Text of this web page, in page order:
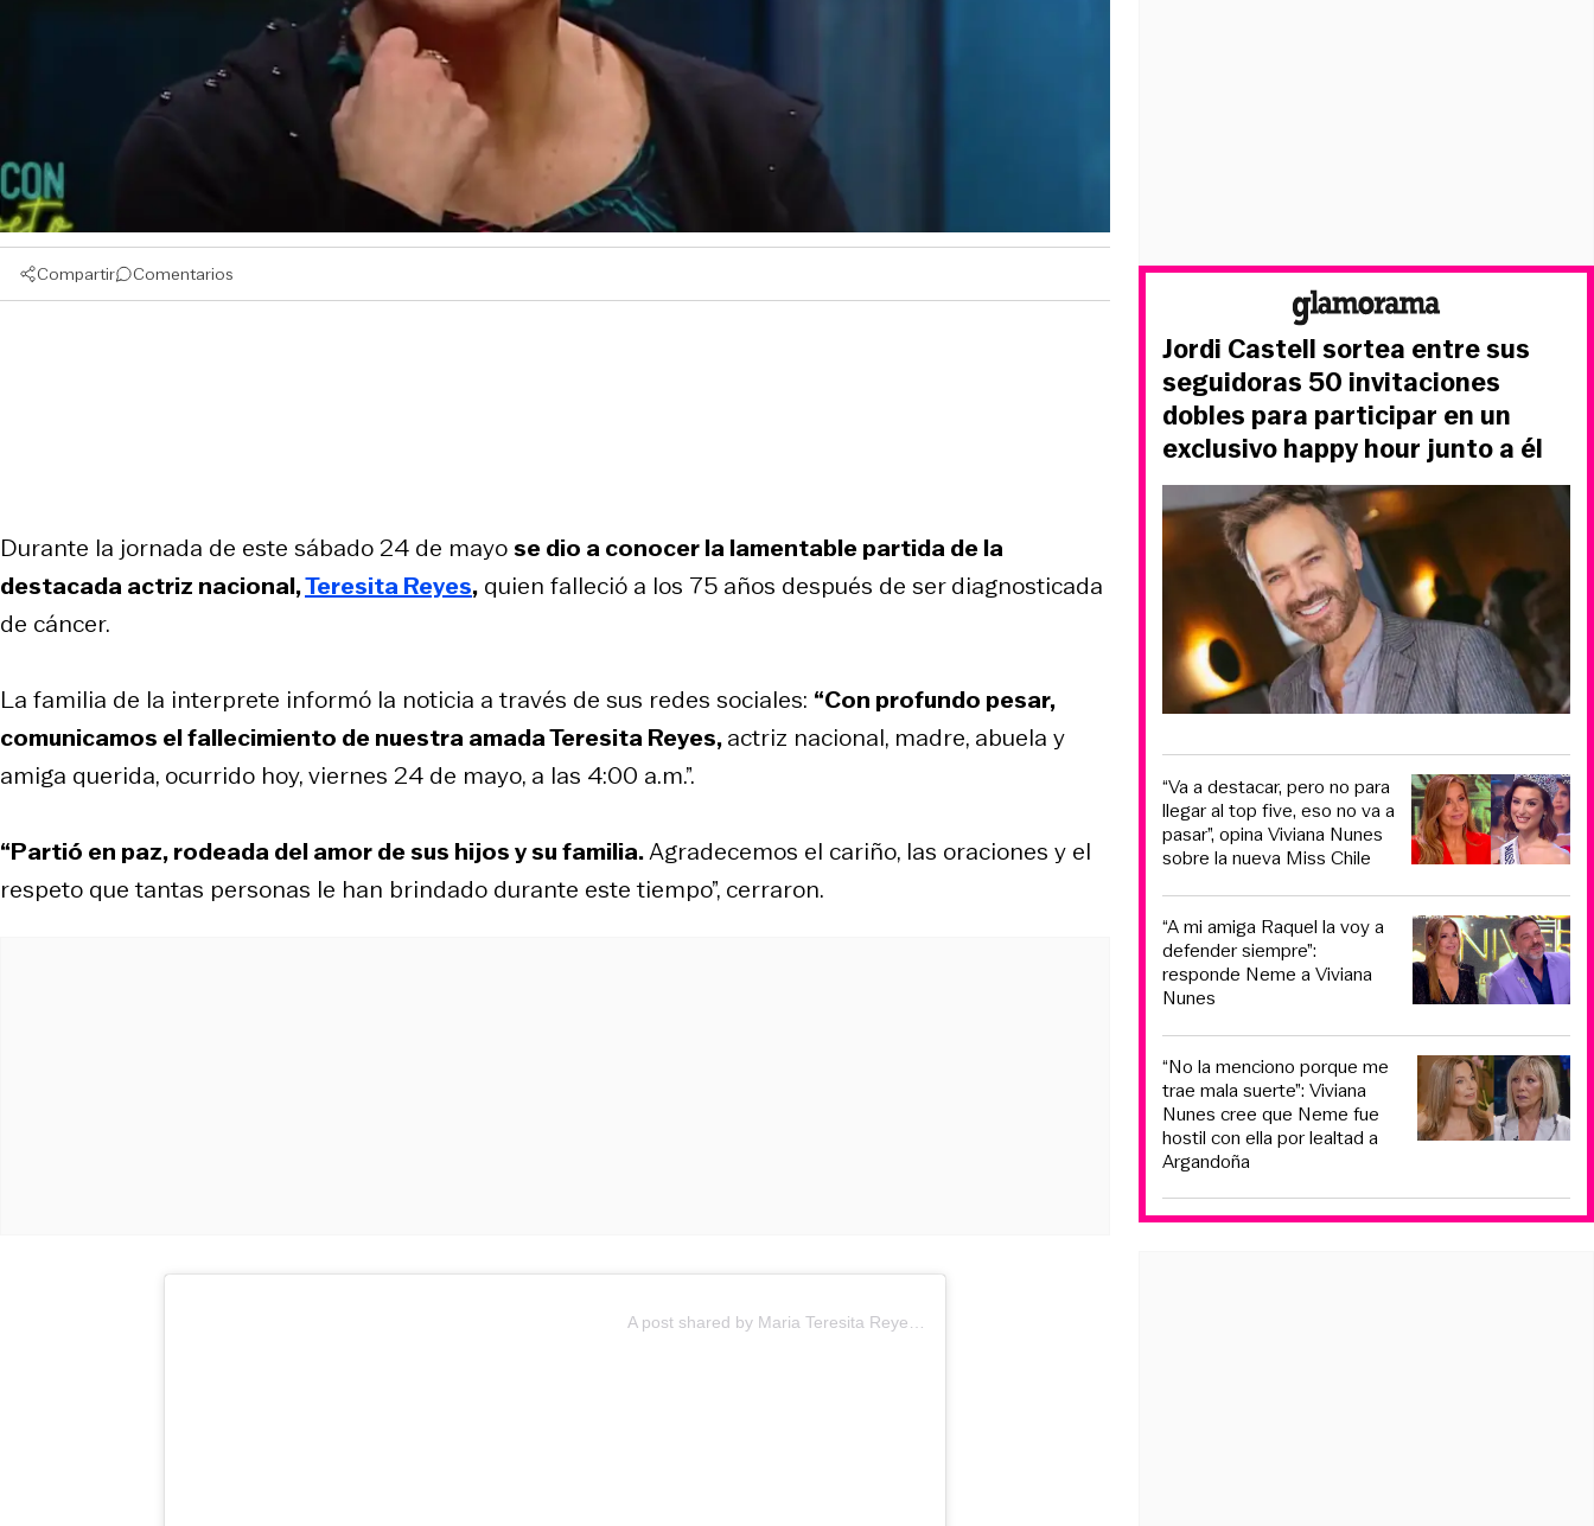
Compartir Comentarios
Durante la jornada de este sábado 24 de mayose dio a conocer la lamentable partida de la
destacada actriz nacional,Teresita Reyes, quien falleció a los 75 años después de ser diagnosticada
de cáncer.
La familia de la interprete informó la noticia a través de sus redes sociales: “Con profundo pesar,
comunicamos el fallecimiento de nuestra amada Teresita Reyes,actriz nacional, madre, abuela y
amiga querida, ocurrido hoy, viernes 24 de mayo, a las 4:00 a.m.”.
“Partió en paz, rodeada del amor de sus hijos y su familia.Agradecemos el cariño, las oraciones y el
respeto que tantas personas le han brindado durante este tiempo”, cerraron.
Jordi Castell sortea entre sus
seguidoras 50 invitaciones
dobles para participar en un
exclusivo happy hour junto a él
“Va a destacar, pero no para
llegar al top five, eso no va a
pasar”, opina Viviana Nunes
sobre la nueva Miss Chile
“A mi amiga Raquel la voy a
defender siempre”:
responde Neme a Viviana
Nunes
“No la menciono porque me
trae mala suerte”: Viviana
Nunes cree que Neme fue
hostil con ella por lealtad a
Argandoña